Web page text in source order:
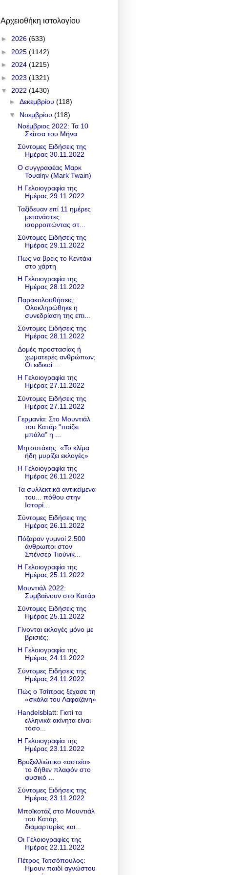
Αρχειοθήκη ιστολογίου
► 2026 (633)
► 2025 (1142)
► 2024 (1215)
► 2023 (1321)
▼ 2022 (1430)
► Δεκεμβρίου (118)
▼ Νοεμβρίου (118)
Νοέμβριος 2022: Τα 10
Σκίτσα του Μήνα
Σύντομες Ειδήσεις της
Ημέρας 30.11.2022
Ο συγγραφέας Μαρκ
Τουαίην (Mark Twain)
Η Γελοιογραφία της
Ημέρας 29.11.2022
Ταξίδευαν επί 11 ημέρες
μετανάστες
ισορροπώντας στ...
Σύντομες Ειδήσεις της
Ημέρας 29.11.2022
Πως να βρεις το Κεντάκι
στο χάρτη
Η Γελοιογραφία της
Ημέρας 28.11.2022
Παρακολουθήσεις:
Ολοκληρώθηκε η
συνεδρίαση της επι...
Σύντομες Ειδήσεις της
Ημέρας 28.11.2022
Δομές προστασίας ή
χωματερές ανθρώπων;
Οι ειδικοί ...
Η Γελοιογραφία της
Ημέρας 27.11.2022
Σύντομες Ειδήσεις της
Ημέρας 27.11.2022
Γερμανία: Στο Μουντιάλ
του Κατάρ "παίζει
μπάλα" η ...
Μητσοτάκης: «Το κλίμα
ήδη μυρίζει εκλογές»
Η Γελοιογραφία της
Ημέρας 26.11.2022
Τα συλλεκτικά αντικείμενα
του... πόθου στην
Ιστορί...
Σύντομες Ειδήσεις της
Ημέρας 26.11.2022
Πόζαραν γυμνοί 2.500
άνθρωποι στον
Σπένσερ Τιούνικ...
Η Γελοιογραφία της
Ημέρας 25.11.2022
Μουντιάλ 2022:
Συμβαίνουν στο Κατάρ
Σύντομες Ειδήσεις της
Ημέρας 25.11.2022
Γίνονται εκλογές μόνο με
βρισιές;
Η Γελοιογραφία της
Ημέρας 24.11.2022
Σύντομες Ειδήσεις της
Ημέρας 24.11.2022
Πώς ο Τσίπρας ξέχασε τη
«σκάλα του Λαφαζάνη»
Handelsblatt: Γιατί τα
ελληνικά ακίνητα είναι
τόσο...
Η Γελοιογραφία της
Ημέρας 23.11.2022
Βρυξελλιώτικο «αστείο»
το δήθεν πλαφόν στο
φυσικό ...
Σύντομες Ειδήσεις της
Ημέρας 23.11.2022
Μποϊκοτάζ στο Μουντιάλ
του Κατάρ,
διαμαρτυρίες και...
Οι Γελοιογραφίες της
Ημέρας 22.11.2022
Πέτρος Τατσόπουλος:
Ημουν παιδί αγνώστου